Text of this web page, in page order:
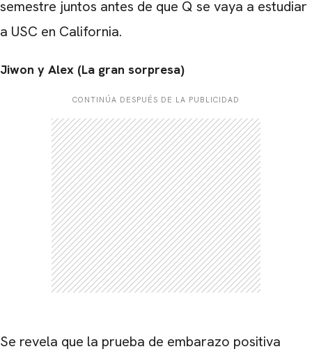
semestre juntos antes de que Q se vaya a estudiar
a USC en California.
Jiwon y Alex (La gran sorpresa)
CONTINÚA DESPUÉS DE LA PUBLICIDAD
Se revela que la prueba de embarazo positiva